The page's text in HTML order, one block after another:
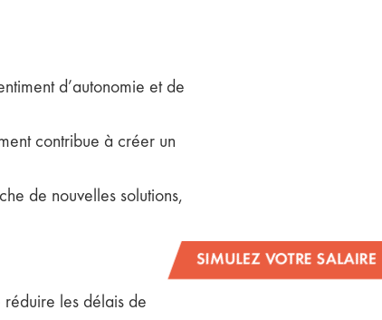
SIMULEZ VOTRE SALAIRE
d’autonomie et de
contribue à créer un
de nouvelles solutions,
réduire les délais de